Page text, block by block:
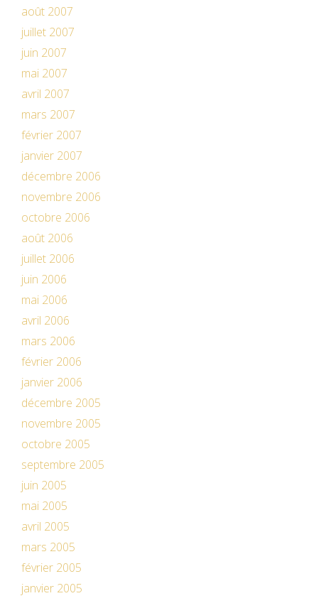
août 2007
juillet 2007
juin 2007
mai 2007
avril 2007
mars 2007
février 2007
janvier 2007
décembre 2006
novembre 2006
octobre 2006
août 2006
juillet 2006
juin 2006
mai 2006
avril 2006
mars 2006
février 2006
janvier 2006
décembre 2005
novembre 2005
octobre 2005
septembre 2005
juin 2005
mai 2005
avril 2005
mars 2005
février 2005
janvier 2005